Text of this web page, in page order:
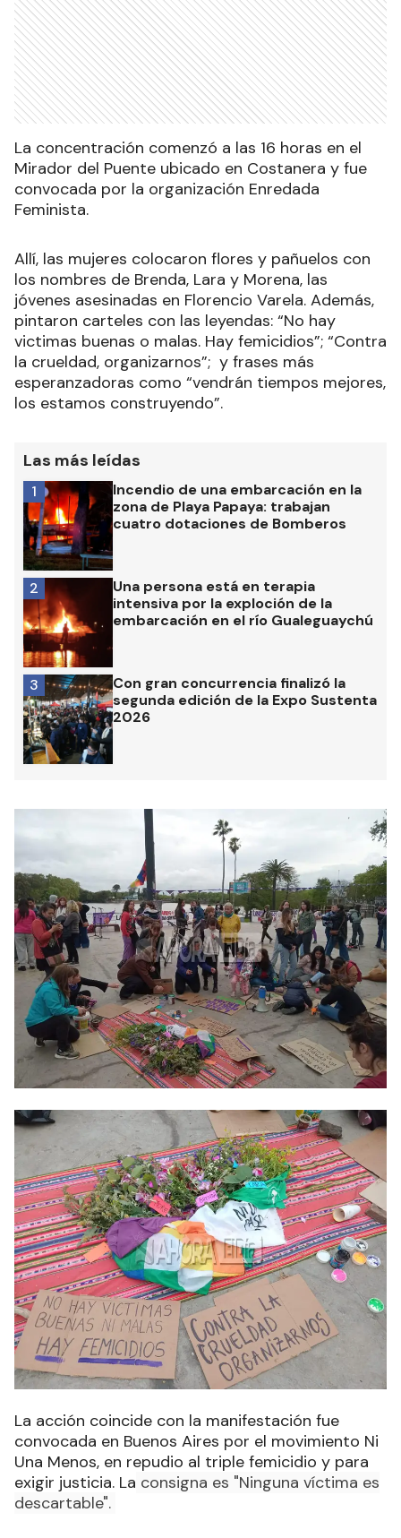
La concentración comenzó a las 16 horas en el
Mirador del Puente ubicado en Costanera y fue
convocada por la organización Enredada
Feminista.
Allí, las mujeres colocaron flores y pañuelos con
los nombres de Brenda, Lara y Morena, las
jóvenes asesinadas en Florencio Varela. Además,
pintaron carteles con las leyendas: “No hay
victimas buenas o malas. Hay femicidios”; “Contra
la crueldad, organizarnos”; y frases más
esperanzadoras como “vendrán tiempos mejores,
los estamos construyendo”.
Las más leídas
Incendio de una embarcación en la
zona de Playa Papaya: trabajan
cuatro dotaciones de Bomberos
1
Una persona está en terapia
intensiva por la exploción de la
embarcación en el río Gualeguaychú
2
Con gran concurrencia finalizó la
segunda edición de la Expo Sustenta
2026
3
La acción coincide con la manifestación fue
convocada en Buenos Aires por el movimiento Ni
Una Menos, en repudio al triple femicidio y para
exigir justicia. La consigna es "Ninguna víctima es
descartable".